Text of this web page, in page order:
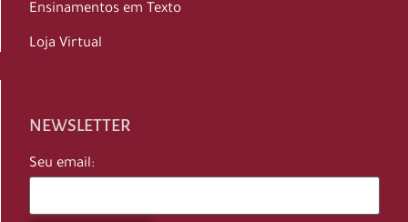
Ensinamentos em Texto
Loja Virtual
NEWSLETTER
Seu email: